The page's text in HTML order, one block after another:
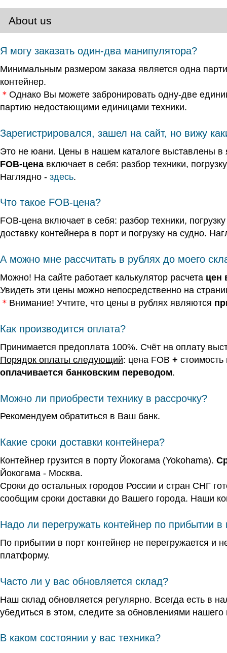
About us
Я могу заказать один-два манипулятора?
Минимальным размером заказа является одна
контейнер.
＊ Однако Вы можете забронировать одну-две
партию недостающими единицами техники.
Зарегистрировался, зашел на сайт, но вижу
Это не юани. Цены в нашем каталоге выставлены в
FOB-цена включает в себя: разбор техники,
Наглядно - здесь.
Что такое FOB-цена?
FOB-цена включает в себя: разбор техники,
доставку контейнера в порт и погрузку на судно.
А можно мне рассчитать в рублях до моего
Можно! На сайте работает калькулятор расчета цен
Увидеть эти цены можно непосредственно на
＊ Внимание! Учтите, что цены в рублях являются
Как производится оплата?
Принимается предоплата 100%. Счёт на оплату
Порядок оплаты следующий: цена FOB +
оплачивается банковским переводом.
Можно ли приобрести технику в рассрочку?
Рекомендуем обратиться в Ваш банк.
Какие сроки доставки контейнера?
Контейнер грузится в порту Йокогама (Yokohama).
Йокогама - Москва.
Сроки до остальных городов России и стран СНГ
сообщим сроки доставки до Вашего города. Наши
Надо ли перегружать контейнер по прибытии в
По прибытии в порт контейнер не перегружается и
платформу.
Часто ли у вас обновляется склад?
Наш склад обновляется регулярно. Всегда есть в
убедиться в этом, следите за обновлениями нашего
В каком состоянии у вас техника?